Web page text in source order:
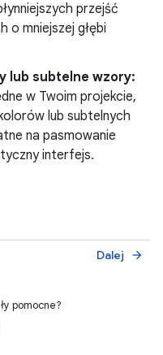
przejść
o mniejszej głębi
lub subtelne wzory:
w Twoim projekcie,
lub subtelnych
na pasmowanie
interfejs.
Dalej arrow_forward
pomocne?